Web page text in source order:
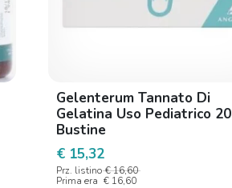
Gelenterum Tannato Di
Gelatina Uso Pediatrico 20
Bustine
€ 15,32
Prz. listino € 16,60
Prima era € 16,60